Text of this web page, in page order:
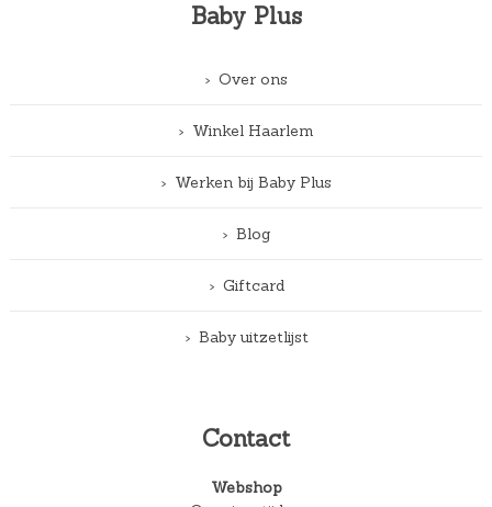
Baby Plus
Over ons
Winkel Haarlem
Werken bij Baby Plus
Blog
Giftcard
Baby uitzetlijst
Contact
Webshop